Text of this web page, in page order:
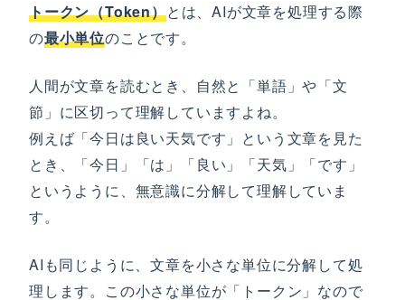
トークン（Token）とは、AIが文章を処理する際
の最小単位のことです。
人間が文章を読むとき、自然と「単語」や「文
節」に区切って理解していますよね。
例えば「今日は良い天気です」という文章を見た
とき、「今日」「は」「良い」「天気」「です」
というように、無意識に分解して理解していま
す。
AIも同じように、文章を小さな単位に分解して処
理します。この小さな単位が「トークン」なので